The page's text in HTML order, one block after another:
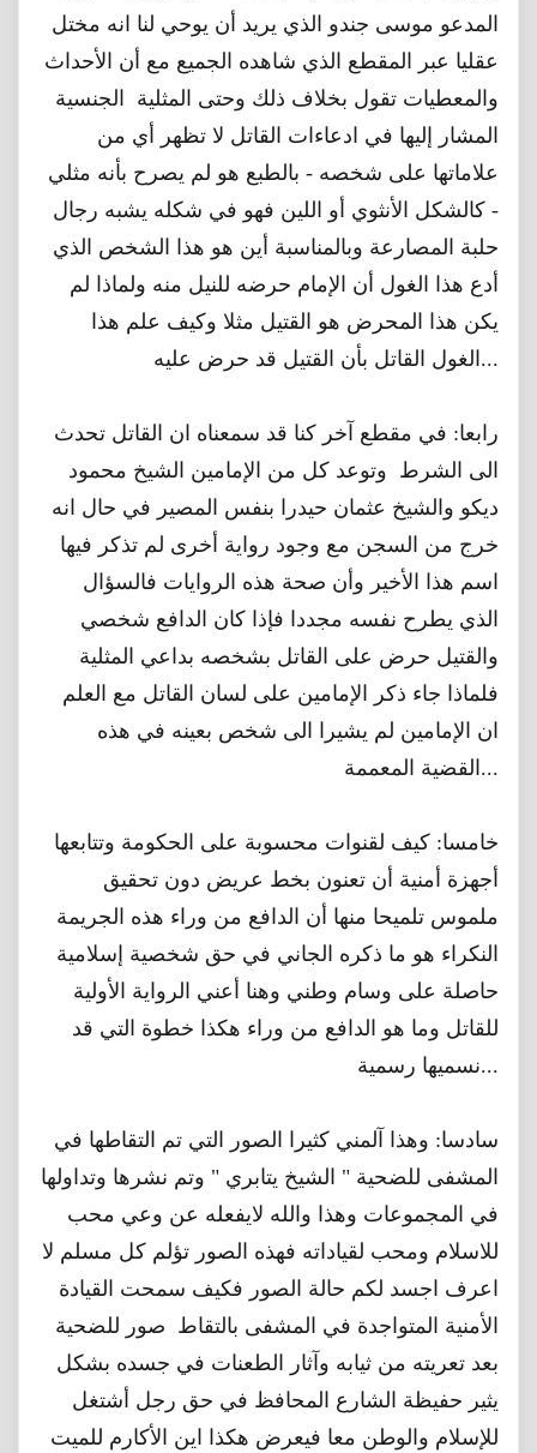
المدعو موسى جندو الذي يريد أن يوحي لنا انه مختل
عقليا عبر المقطع الذي شاهده الجميع مع أن الأحداث
والمعطيات تقول بخلاف ذلك وحتى المثلية الجنسية
المشار إليها في ادعاءات القاتل لا تظهر أي من
علاماتها على شخصه - بالطبع هو لم يصرح بأنه مثلي
- كالشكل الأنثوي أو اللين فهو في شكله يشبه رجال
حلبة المصارعة وبالمناسبة أين هو هذا الشخص الذي
أدع هذا الغول أن الإمام حرضه للنيل منه ولماذا لم
يكن هذا المحرض هو القتيل مثلا وكيف علم هذا
الغول القاتل بأن القتيل قد حرض عليه...
رابعا: في مقطع آخر كنا قد سمعناه ان القاتل تحدث
الى الشرط وتوعد كل من الإمامين الشيخ محمود
ديكو والشيخ عثمان حيدرا بنفس المصير في حال انه
خرج من السجن مع وجود رواية أخرى لم تذكر فيها
اسم هذا الأخير وأن صحة هذه الروايات فالسؤال
الذي يطرح نفسه مجددا فإذا كان الدافع شخصي
والقتيل حرض على القاتل بشخصه بداعي المثلية
فلماذا جاء ذكر الإمامين على لسان القاتل مع العلم
ان الإمامين لم يشيرا الى شخص بعينه في هذه
القضية المعممة...
خامسا: كيف لقنوات محسوبة على الحكومة وتتابعها
أجهزة أمنية أن تعنون بخط عريض دون تحقيق
ملموس تلميحا منها أن الدافع من وراء هذه الجريمة
النكراء هو ما ذكره الجاني في حق شخصية إسلامية
حاصلة على وسام وطني وهنا أعني الرواية الأولية
للقاتل وما هو الدافع من وراء هكذا خطوة التي قد
نسميها رسمية...
سادسا: وهذا آلمني كثيرا الصور التي تم التقاطها في
المشفى للضحية " الشيخ يتابري " وتم نشرها وتداولها
في المجموعات وهذا والله لايفعله عن وعي محب
للاسلام ومحب لقياداته فهذه الصور تؤلم كل مسلم لا
اعرف اجسد لكم حالة الصور فكيف سمحت القيادة
الأمنية المتواجدة في المشفى بالتقاط صور للضحية
بعد تعريته من ثيابه وآثار الطعنات في جسده بشكل
يثير حفيظة الشارع المحافظ في حق رجل أشتغل
للإسلام والوطن معا فيعرض هكذا اين الأكارم للميت